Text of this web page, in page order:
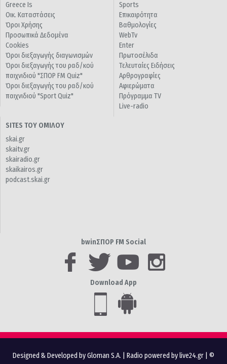
Greece Is
Οικ. Καταστάσεις
Όροι Χρήσης
Προσωπικά Δεδομένα
Cookies
Όροι διεξαγωγής διαγωνισμών
Όροι διεξαγωγής του ραδ/κού
παιχνιδιού "ΣΠΟΡ FM Quiz"
Όροι διεξαγωγής του ραδ/κού
παιχνιδιού "Sport Quiz"
Sports
Επικαιρότητα
Βαθμολογίες
WebTv
Enter
Πρωτοσέλιδα
Τελευταίες Ειδήσεις
Αρθρογραφίες
Αφιερώματα
Πρόγραμμα TV
Live-radio
SITES ΤΟΥ ΟΜΙΛΟΥ
skai.gr
skaitv.gr
skairadio.gr
skaikairos.gr
podcast.skai.gr
bwinΣΠΟΡ FM Social
Download App
Designed & Developed by Gloman S.A. Radio powered by live24.gr | ©